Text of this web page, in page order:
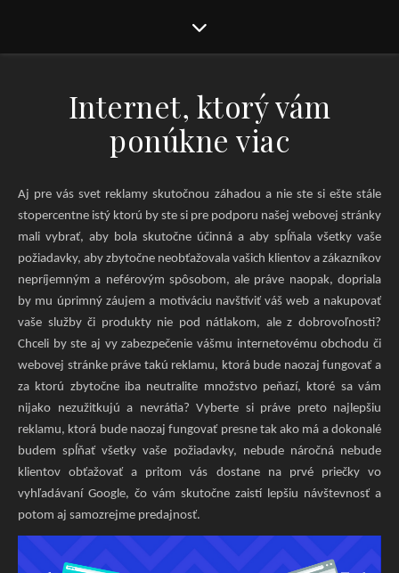
Internet, ktorý vám
ponúkne viac
Aj pre vás svet reklamy skutočnou záhadou a nie ste si ešte stále
stopercentne istý ktorú by ste si pre podporu našej webovej stránky
mali vybrať, aby bola skutočne účinná a aby spĺňala všetky vaše
požiadavky, aby zbytočne neobťažovala vašich klientov a zákazníkov
nepríjemným a neférovým spôsobom, ale práve naopak, dopriala
by mu úprimný záujem a motiváciu navštíviť váš web a nakupovať
vaše služby či produkty nie pod nátlakom, ale z dobrovoľnosti?
Chceli by ste aj vy zabezpečenie vášmu internetovému obchodu či
webovej stránke práve takú reklamu, ktorá bude naozaj fungovať a
za ktorú zbytočne iba neutralite množstvo peňazí, ktoré sa vám
nijako nezužitkujú a nevrátia? Vyberte si práve preto najlepšiu
reklamu, ktorá bude naozaj fungovať presne tak ako má a dokonalé
budem spĺňať všetky vaše požiadavky, nebude náročná nebude
klientov obťažovať a pritom vás dostane na prvé priečky vo
vyhľadávaní Google, čo vám skutočne zaistí lepšiu návštevnosť a
potom aj samozrejme predajnosť.